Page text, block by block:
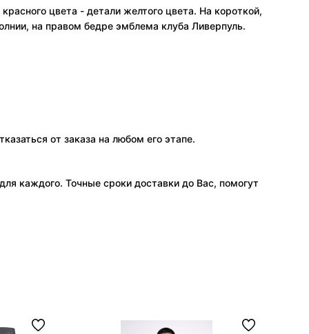
цвета - детали желтого цвета. На короткой,
на правом бедре эмблема клуба Ливерпуль.
от заказа на любом его этапе.
каждого. Точные сроки доставки до Вас, помогут